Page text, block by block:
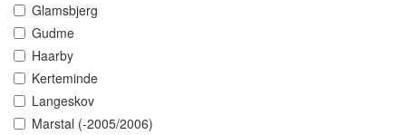
Glamsbjerg
Gudme
Haarby
Kerteminde
Langeskov
Marstal (-2005/2006)